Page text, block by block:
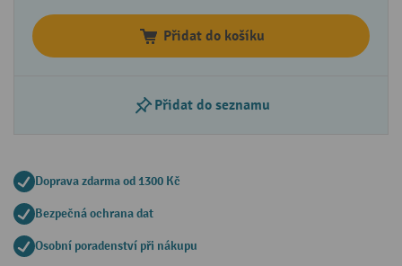
Přidat do košíku
Přidat do seznamu
Doprava zdarma od 1300 Kč
Bezpečná ochrana dat
Osobní poradenství při nákupu